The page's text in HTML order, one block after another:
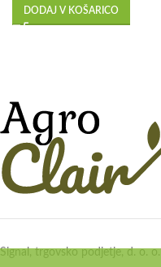
DODAJ V KOŠARICO
Signal, trgovsko podjetje, d. o. o.